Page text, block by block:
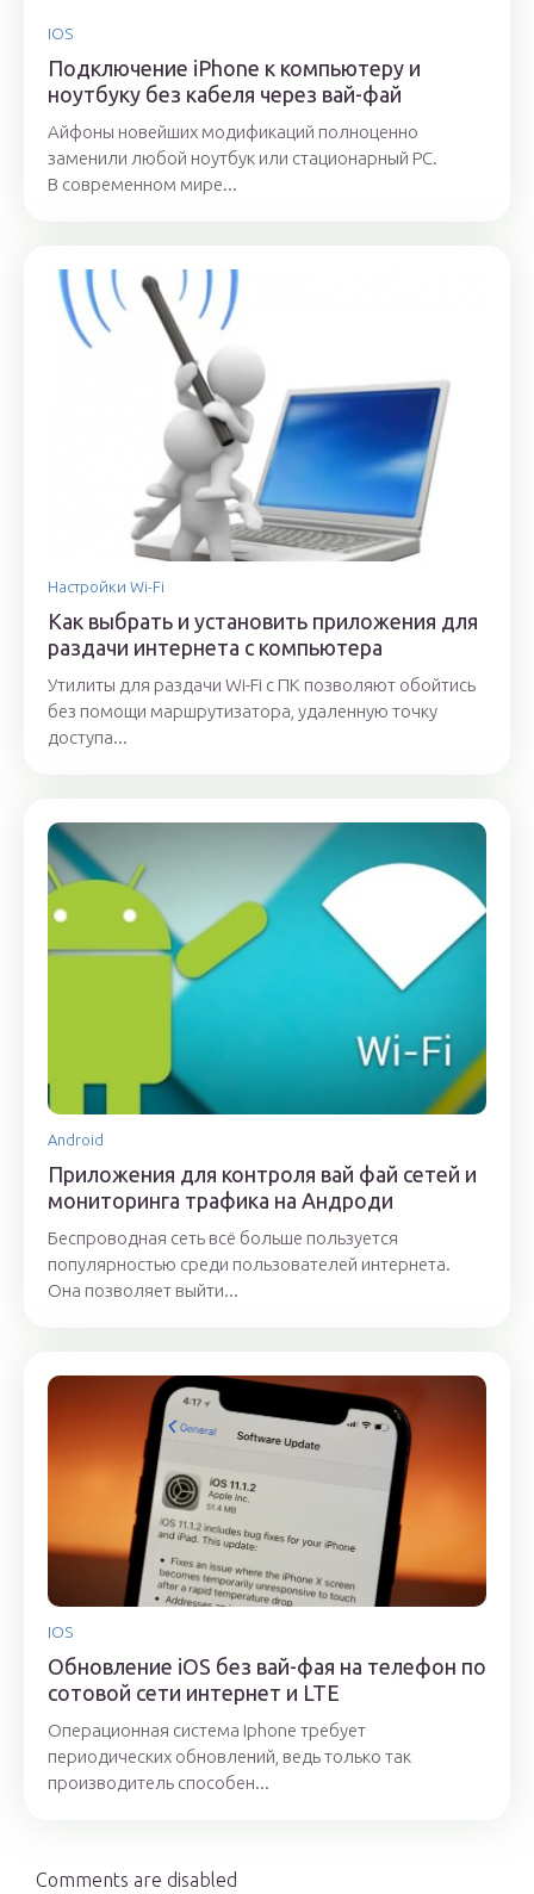
IOS
Подключение iPhone к компьютеру и
ноутбуку без кабеля через вай-фай
Айфоны новейших модификаций полноценно
заменили любой ноутбук или стационарный PC.
В современном мире...
Настройки Wi-Fi
Как выбрать и установить приложения для
раздачи интернета с компьютера
Утилиты для раздачи Wi-Fi с ПК позволяют обойтись
без помощи маршрутизатора, удаленную точку
доступа...
Android
Приложения для контроля вай фай сетей и
мониторинга трафика на Андроди
Беспроводная сеть всё больше пользуется
популярностью среди пользователей интернета.
Она позволяет выйти...
IOS
Обновление iOS без вай-фая на телефон по
сотовой сети интернет и LTE
Операционная система Iphone требует
периодических обновлений, ведь только так
производитель способен...
Comments are disabled